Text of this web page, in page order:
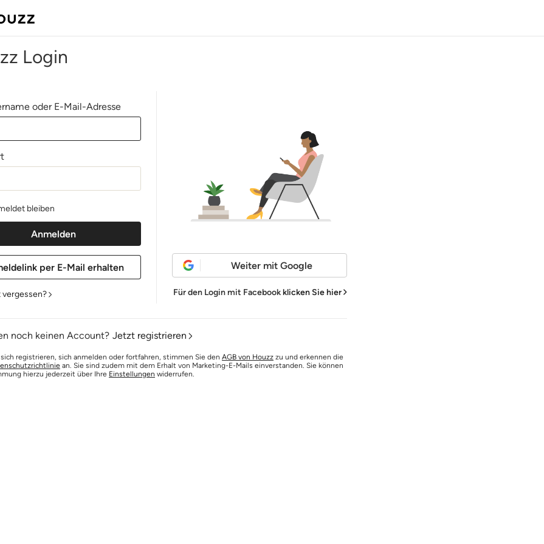
Login
oder E-Mail-Adresse
bleiben
vergessen?
Weiter mit Google
Für den Login mit Facebookklicken Sie hier
noch keinen Account? Jetzt registrieren
registrieren, sich anmelden oder fortfahren, stimmen Sie den AGB von Houzz zu und erkennen die
an. Sie sind zudem mit dem Erhalt von Marketing-E-Mails einverstanden. Sie können
hierzu jederzeit über Ihre Einstellungen widerrufen.